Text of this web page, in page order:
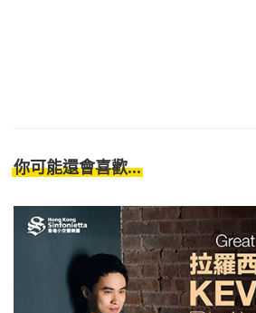
你可能還會喜歡...